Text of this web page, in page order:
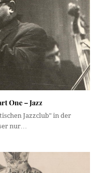
One – Jazz
Jazzclub" in der
nur…